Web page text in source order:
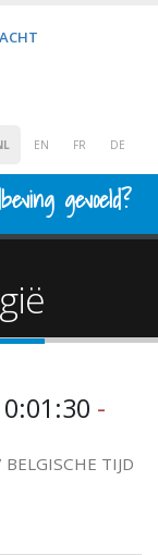
EN FR DE
gevoeld?
-
TIJD